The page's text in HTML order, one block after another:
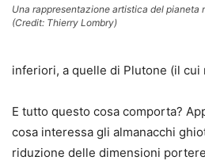
Una rappresentazione artistica del pianeta
(Credit: Thierry Lombry)
inferiori, a quelle di Plutone (il cui
E tutto questo cosa comporta?
cosa interessa gli almanacchi
riduzione delle dimensioni